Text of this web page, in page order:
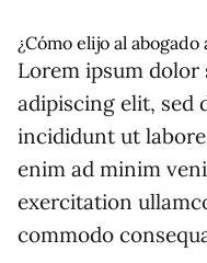
¿Cómo elijo al
Lorem ipsum
adipiscing elit, sed
incididunt ut
enim ad minim
exercitation
commodo